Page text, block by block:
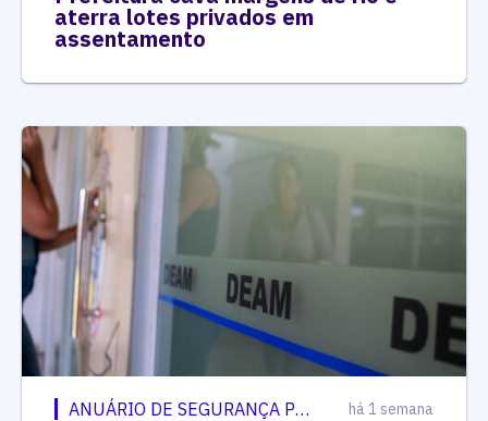
aterra lotes privados em
assentamento
ANUÁRIO DE SEGURANÇA PÚBLICA há 1 semana